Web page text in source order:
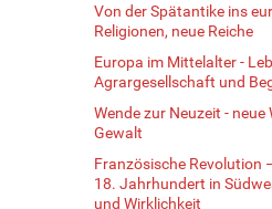
Von der Spätantike ins
Religionen, neue Reiche
Europa im Mittelalter -
Agrargesellschaft und
Wende zur Neuzeit -
Gewalt
Französische Revolution
18. Jahrhundert in
und Wirklichkeit